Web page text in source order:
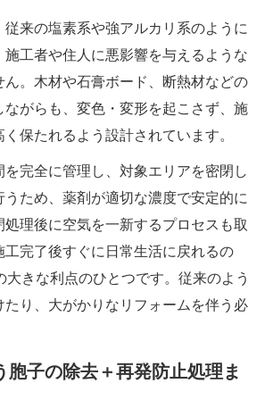
来の塩素系や強アルカリ系のように
施工者や住人に悪影響を与えるような
ん。木材や石膏ボード、断熱材などの
ながらも、変色・変形を起こさず、施
保たれるよう設計されています。
を完全に管理し、対象エリアを密閉し
うため、薬剤が適切な濃度で安定的に
理後に空気を一新するプロセスも取
工完了後すぐに日常生活に戻れるの
大きな利点のひとつです。従来のよう
たり、大がかりなリフォームを伴う必
胞子の除去＋再発防止処理ま